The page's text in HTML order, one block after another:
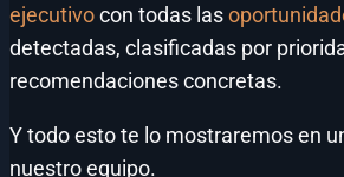
ejecutivocon todas las
detectadas, clasificadas por
recomendaciones concretas.
Y todo esto te lo mostraremos en
nuestro equipo.